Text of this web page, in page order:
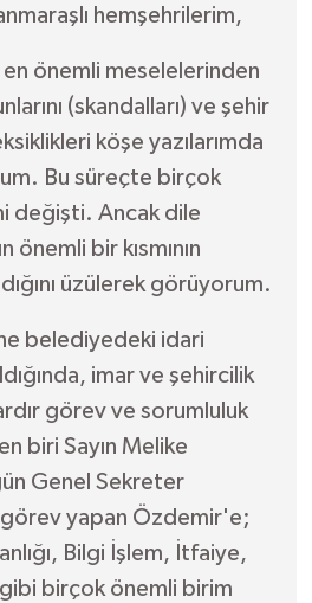
hemşehrilerim,
en önemli meselelerinden
(skandalları) ve şehir
köşe yazılarımda
Bu süreçte birçok
değişti. Ancak dile
önemli bir kısmının
üzülerek görüyorum.
belediyedeki idari
imar ve şehircilik
görev ve sorumluluk
biri Sayın Melike
Genel Sekreter
görev yapan Özdemir'e;
Bilgi İşlem, İtfaiye,
gibi birçok önemli birim